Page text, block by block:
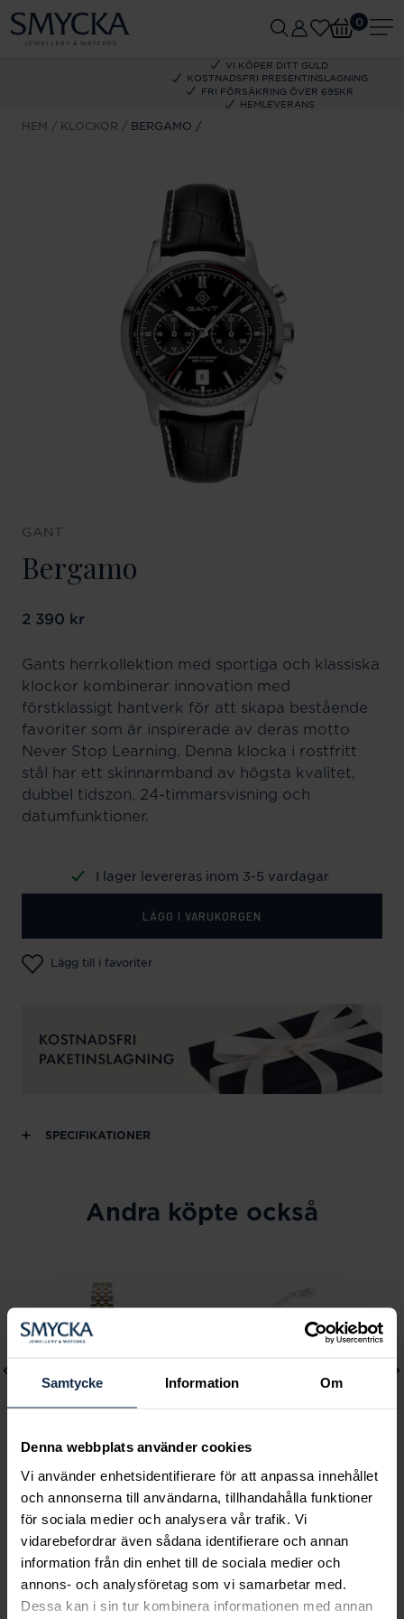
Samtycke Information Om
Denna webbplats använder cookies
Vi använder enhetsidentifierare för att anpassa innehållet
och annonserna till användarna, tillhandahålla funktioner
för sociala medier och analysera vår trafik. Vi
vidarebefordrar även sådana identifierare och annan
information från din enhet till de sociala medier och
annons- och analysföretag som vi samarbetar med.
Dessa kan i sin tur kombinera informationen med annan
VI KÖPER DITT GULD
KOSTNADSFRI PRESENTINSLAGNING
FRI FÖRSÄKRING ÖVER 695KR
HEMLEVERANS
0
HEM KLOCKOR BERGAMO
GANT
Bergamo
Pris:2 390 kr
2 390 kr
Gants herrkollektion med sportiga och klassiska
klockor kombinerar innovation med
förstklassigt hantverk för att skapa bestående
favoriter som är inspirerade av deras motto
Never Stop Learning. Denna klocka i rostfritt
stål har ett skinnarmband av högsta kvalitet,
dubbel tidszon, 24-timmarsvisning och
datumfunktioner.
I lager levereras inom 3-5 vardagar
LÄGG I VARUKORGEN
Lägg till i favoriter
SPECIFIKATIONER
Andra köpte också
Mockberg
Royal Watch 28 mm
Pris:2 399 kr
2 399 kr
Lily and Rose
Emily pearl bracelet -
Ivory
Pris:349 kr
349 kr